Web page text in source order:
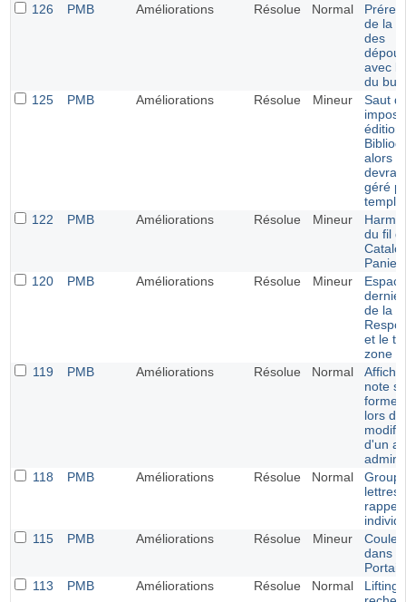
126
PMB Améliorations Résolue Normal
de la
des
avec
du
125
PMB Améliorations Résolue Mineur
Saut
édition
alors
géré
122
PMB Améliorations Résolue Mineur
du fil
120
PMB Améliorations Résolue Mineur
de la
et le
zone
119
PMB Améliorations Résolue Normal
note
forme
lors de
d'un
118
PMB Améliorations Résolue Normal
lettres
rappel
115
PMB Améliorations Résolue Mineur
dans
Portail
113
PMB Améliorations Résolue Normal
Lifting